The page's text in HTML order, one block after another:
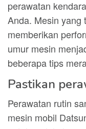
perawatan
Anda. Mesin yang
memberikan
umur mesin
beberapa tips
Pastikan
Perawatan rutin
mesin mobil